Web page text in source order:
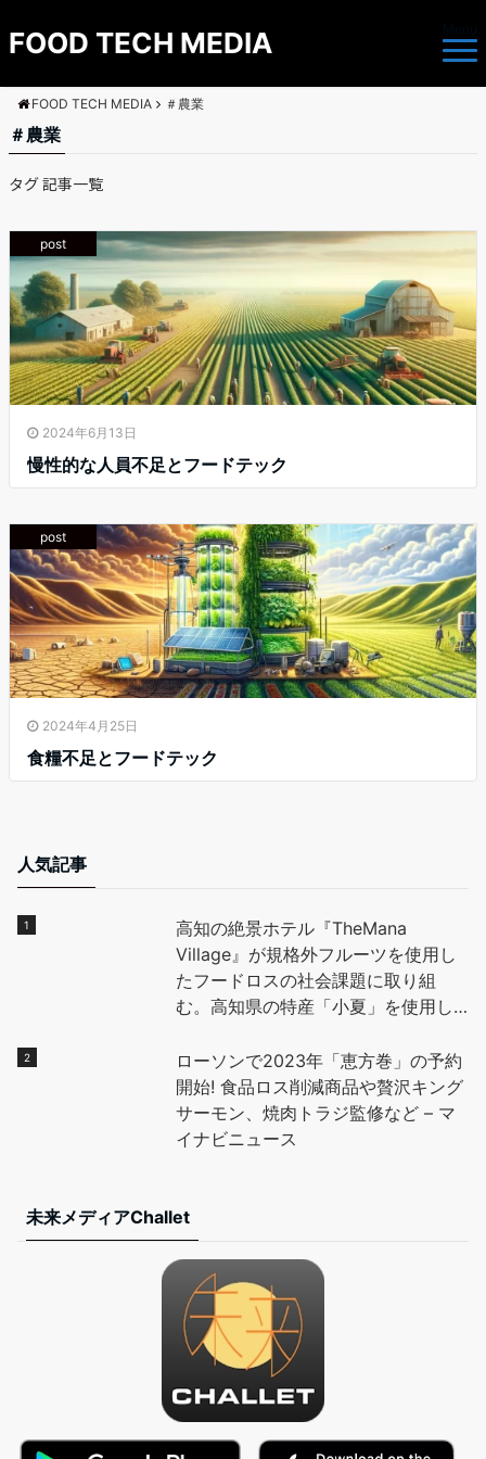
FOOD TECH MEDIA
FOOD TECH MEDIA ＃農業
＃農業
タグ 記事一覧
post
2024年6月13日
慢性的な人員不足とフードテック
post
2024年4月25日
食糧不足とフードテック
人気記事
高知の絶景ホテル『TheMana
Village』が規格外フルーツを使用し
たフードロスの社会課題に取り組
む。高知県の特産「小夏」を使用し
全国に魅力を発信。 – PR TIMES
ローソンで2023年「恵方巻」の予約
開始! 食品ロス削減商品や贅沢キング
サーモン、焼肉トラジ監修など – マ
イナビニュース
未来メディアChallet